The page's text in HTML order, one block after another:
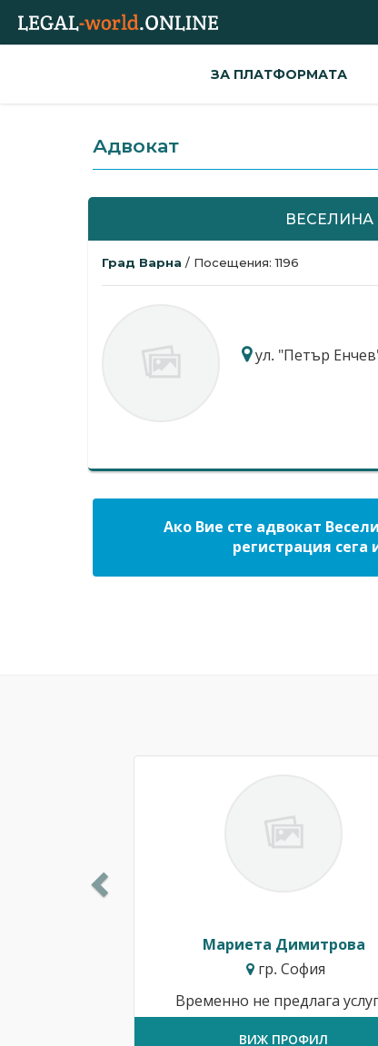
ЗА ПЛАТФОРМАТА
Адвокат
ВЕСЕЛИНА
Град Варна / Посещения: 1196
ул. "Петър
Ако Вие сте адвокат
регистрация сега
Мариета Димитрова
гр. София
Временно не предлага
ВИЖ ПРОФИЛ